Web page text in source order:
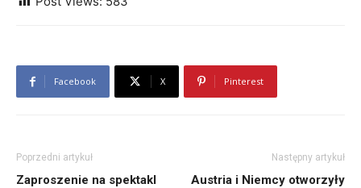
Facebook X Pinterest
Poprzedni artykuł
Zaproszenie na spektakl
Następny artykuł
Austria i Niemcy otworzyły